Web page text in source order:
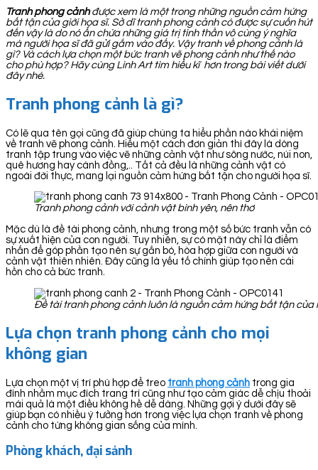
Tranh phong cảnhđược xem là một trong những nguồn cảm hứng
bất tận của giới họa sĩ. Sở dĩ tranh phong cảnh có được sự cuốn hút
đến vậy là do nó ẩn chứa những giá trị tinh thần vô cùng ý nghĩa
mà người họa sĩ đã gửi gắm vào đấy. Vậy tranh về phong cảnh là
gì? Và cách lựa chọn một bức tranh vẽ phong cảnh như thế nào
cho phù hợp? Hãy cùng Linh Art tìm hiểu kĩ hơn trong bài viết dưới
đây nhé.
Tranh phong cảnh là gì?
Có lẽ qua tên gọi cũng đã giúp chúng ta hiểu phần nào khái niệm
về tranh vẽ phong cảnh. Hiểu một cách đơn giản thì đây là dòng
tranh tập trung vào việc vẽ những cảnh vật như sông nước, núi non,
quê hương hay cánh đồng,.. Tất cả đều là những cảnh vật có
ngoài đời thực, mang lại nguồn cảm hứng bất tận cho người họa sĩ.
Tranh phong cảnh với cảnh vật bình yên, nên thơ
Mặc dù là đề tài phong cảnh, nhưng trong một số bức tranh vẫn có
sự xuất hiện của con người. Tuy nhiên, sự có mặt này chỉ là điểm
nhấn để góp phần tạo nên sự gắn bó, hòa hợp giữa con người và
cảnh vật thiên nhiên. Đây cũng là yếu tố chính giúp tạo nên cái
hồn cho cả bức tranh.
Đề tài tranh phong cảnh luôn là nguồn cảm hứng bất tận của
Lựa chọn tranh phong cảnh cho mọi
không gian
Lựa chọn một vị trí phù hợp để treo tranh phong cảnh trong gia
đình nhằm mục đích trang trí cũng như tạo cảm giác dễ chịu thoải
mái quả là một điều không hề dễ dàng. Những gợi ý dưới đây sẽ
giúp bạn có nhiều ý tưởng hơn trong việc lựa chọn tranh về phong
cảnh cho từng không gian sống của mình.
Phòng khách, đại sảnh